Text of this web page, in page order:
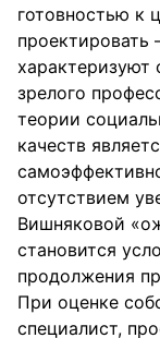
готовностью к
проектировать
характеризуют
зрелого
теории
качеств
отсутствием
Вишняковой
становится
продолжения
При оценке
специалист,